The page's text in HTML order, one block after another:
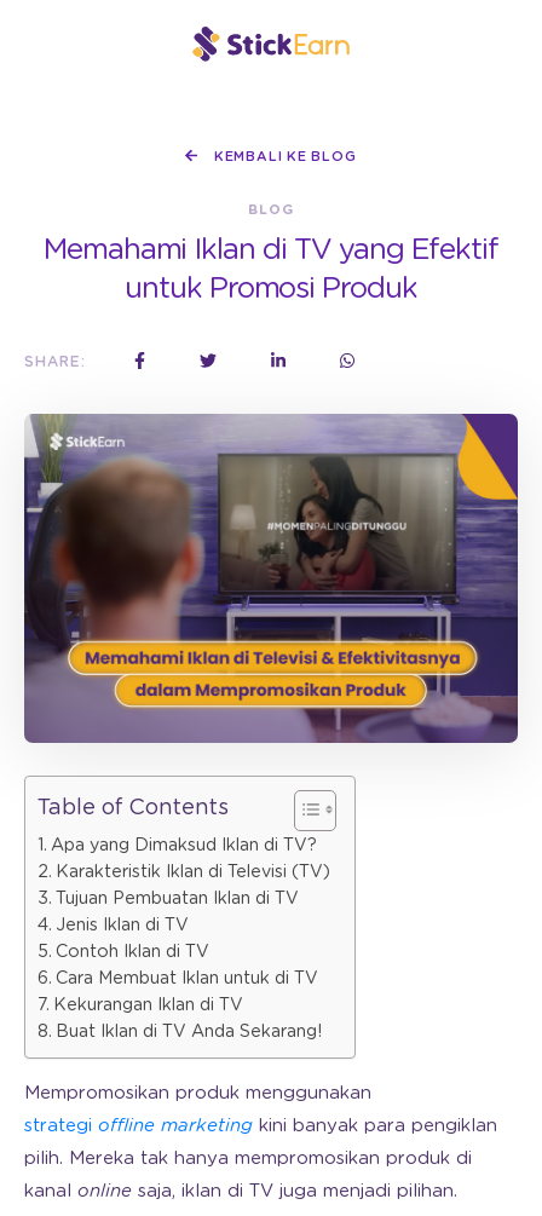
KEMBALI KE BLOG
BLOG
Memahami Iklan di TV yang Efektif
untuk Promosi Produk
SHARE:
Table of Contents
Apa yang Dimaksud Iklan di TV?
Karakteristik Iklan di Televisi (TV)
Tujuan Pembuatan Iklan di TV
Jenis Iklan di TV
Contoh Iklan di TV
Cara Membuat Iklan untuk di TV
Kekurangan Iklan di TV
Buat Iklan di TV Anda Sekarang!
Mempromosikan produk menggunakan
strategi offline marketing kini banyak para pengiklan
pilih. Mereka tak hanya mempromosikan produk di
kanal online saja, iklan di TV juga menjadi pilihan.